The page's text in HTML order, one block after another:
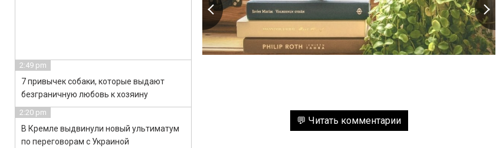
💬 Читать комментарии
2:49 pm
7 привычек собаки, которые выдают
безграничную любовь к хозяину
2:20 pm
В Кремле выдвинули новый ультиматум
по переговорам с Украиной